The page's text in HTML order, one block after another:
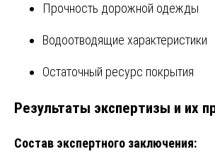
Прочность дорожной одежды
Водоотводящие характеристики
Остаточный ресурс покрытия
Результаты экспертизы и их
Состав экспертного заключения: